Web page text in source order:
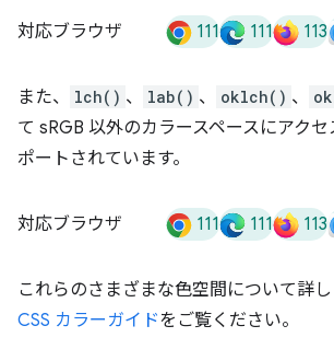
対応ブラウザ 111 111 113
また、 lch() 、 lab() 、 oklch() 、
て sRGB 以外のカラースペースにアク
ポートされています。
対応ブラウザ 111 111 113
これらのさまざまな色空間について詳し
CSS カラーガイドをご覧ください。